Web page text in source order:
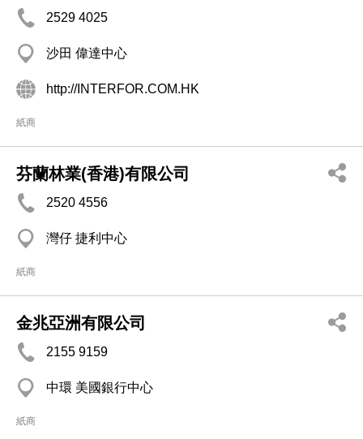
2529 4025
沙田 偉達中心
http://INTERFOR.COM.HK
紙商
芬蘭林業(香港)有限公司
2520 4556
灣仔 捷利中心
紙商
金兆亞洲有限公司
2155 9159
中環 美國銀行中心
紙商